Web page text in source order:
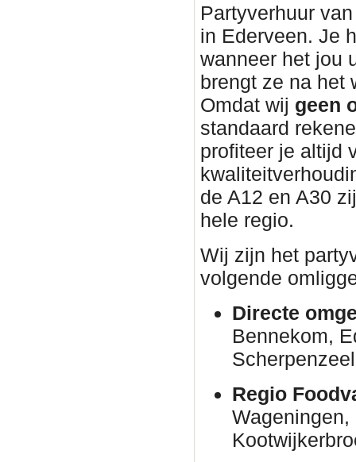
Partyverhuur
in Ederveen. Je
wanneer het jou
brengt ze na het
Omdat wij geen
standaard
profiteer je altijd
de A12 en A30
hele regio.
Wij zijn het
volgende
Directe
Bennekom,
Regio